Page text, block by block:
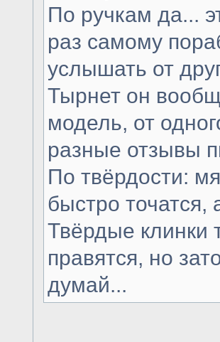
По ручкам да...
раз самому
услышать от
Тырнет он
модель, от
разные отзывы
По твёрдости:
быстро точатся,
Твёрдые клинки
правятся, но
думай...